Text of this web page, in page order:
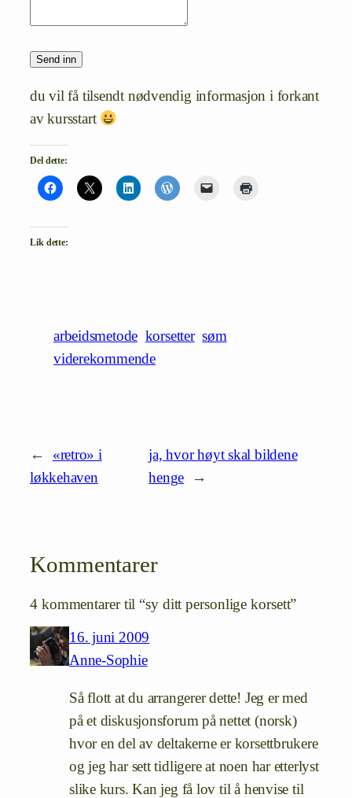
Send inn
du vil få tilsendt nødvendig informasjon i forkant
av kursstart
Del dette:
Lik dette:
arbeidsmetode korsetter søm
viderekommende
←
«retro» i
løkkehaven
ja, hvor høyt skal bildene
henge
→
Kommentarer
4 kommentarer til “sy ditt personlige korsett”
16. juni 2009
Anne-Sophie
Så flott at du arrangerer dette! Jeg er med
på et diskusjonsforum på nettet (norsk)
hvor en del av deltakerne er korsettbrukere
og jeg har sett tidligere at noen har etterlyst
slike kurs. Kan jeg få lov til å henvise til